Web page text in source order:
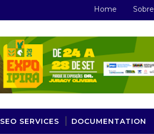
Home Sobre
SEO SERVICES DOCUMENTATION